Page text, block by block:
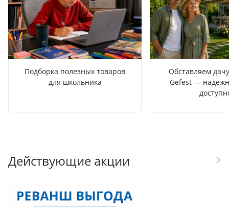
Подборка полезных товаров
для школьника
Обставляем
Gefest —
Действующие акции